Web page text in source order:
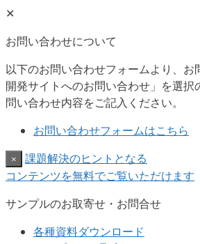
✕
お問い合わせについて
以下のお問い合わせフォームより、お
開発サイトへのお問い合わせ」を選択
問い合わせ内容をご記入ください。
お問い合わせフォームはこちら
×
課題解決のヒントとなる
コンテンツを無料でご覧いただけます
サンプルのお取寄せ・お問合せ
各種資料ダウンロード